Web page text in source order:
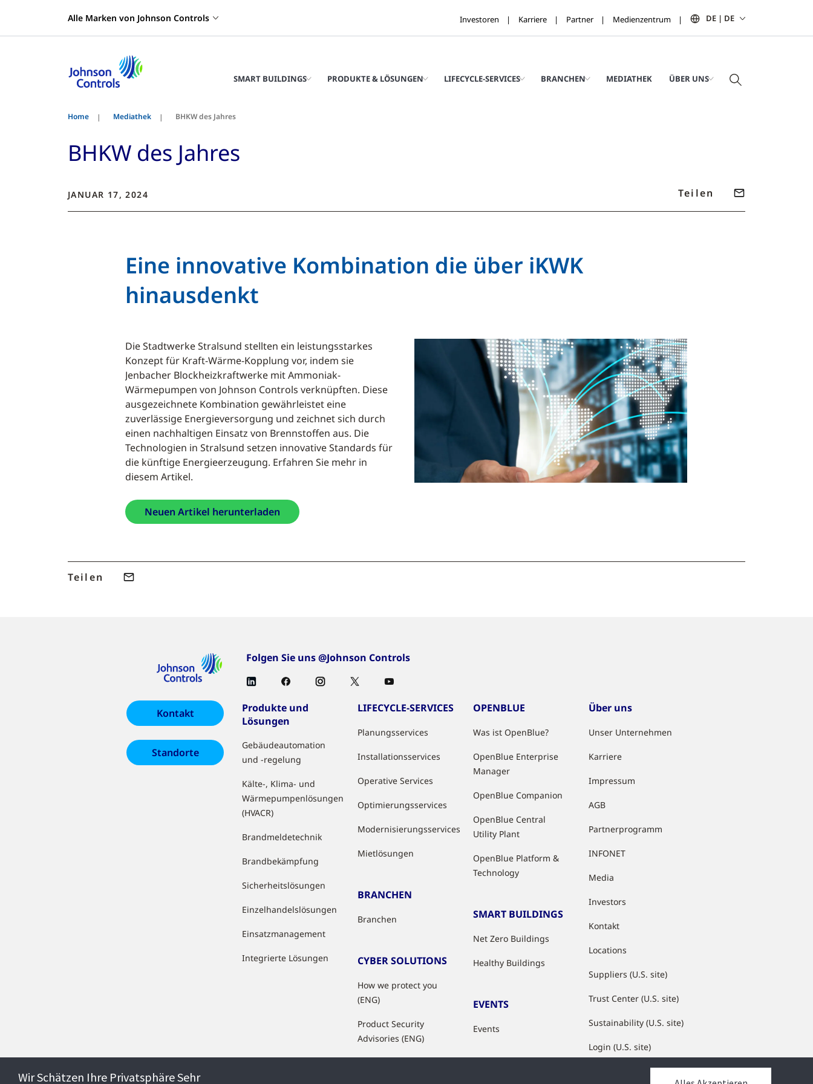
Alle Marken von Johnson Controls Investoren Karriere Partner Medienzentrum DE | DE
SMART BUILDINGS PRODUKTE & LÖSUNGEN LIFECYCLE-SERVICES BRANCHEN MEDIATHEK ÜBER UNS
Home Mediathek BHKW des Jahres
BHKW des Jahres
JANUAR 17, 2024 Teilen
Eine innovative Kombination die über iKWK
hinausdenkt
Die Stadtwerke Stralsund stellten ein leistungsstarkes
Konzept für Kraft-Wärme-Kopplung vor, indem sie
Jenbacher Blockheizkraftwerke mit Ammoniak-
Wärmepumpen von Johnson Controls verknüpften. Diese
ausgezeichnete Kombination gewährleistet eine
zuverlässige Energieversorgung und zeichnet sich durch
einen nachhaltigen Einsatz von Brennstoffen aus. Die
Technologien in Stralsund setzen innovative Standards für
die künftige Energieerzeugung. Erfahren Sie mehr in
diesem Artikel.
Neuen Artikel herunterladen
Teilen
Folgen Sie uns @Johnson Controls
Kontakt
Standorte
Produkte und
Lösungen
Gebäudeautomation
und -regelung
Kälte-, Klima- und
Wärmepumpenlösungen
(HVACR)
Brandmeldetechnik
Brandbekämpfung
Sicherheitslösungen
Einzelhandelslösungen
Einsatzmanagement
Integrierte Lösungen
LIFECYCLE-SERVICES
Planungsservices
Installationsservices
Operative Services
Optimierungsservices
Modernisierungsservices
Mietlösungen
BRANCHEN
Branchen
CYBER SOLUTIONS
How we protect you
(ENG)
Product Security
Advisories (ENG)
OPENBLUE
Was ist OpenBlue?
OpenBlue Enterprise
Manager
OpenBlue Companion
OpenBlue Central
Utility Plant
OpenBlue Platform &
Technology
SMART BUILDINGS
Net Zero Buildings
Healthy Buildings
EVENTS
Events
Über uns
Unser Unternehmen
Karriere
Impressum
AGB
Partnerprogramm
INFONET
Media
Investors
Kontakt
Locations
Suppliers (U.S. site)
Trust Center (U.S. site)
Sustainability (U.S. site)
Login (U.S. site)
Wir Schätzen Ihre Privatsphäre Sehr